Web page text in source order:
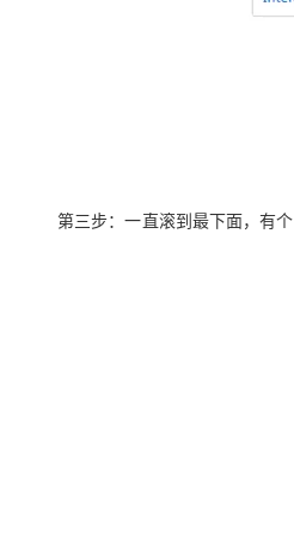
第三步：一直滚到最下面，有个